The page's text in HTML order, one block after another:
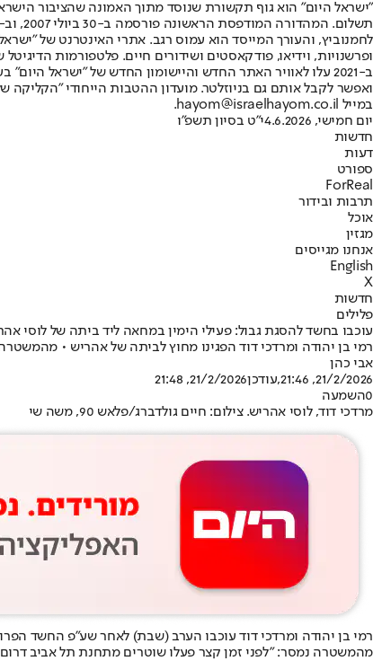
"ישראל היום" הוא גוף תקשורת שנוסד מתוך האמונה שהציבור
ופרשנויות, וידיאו, פודקאסטים ושידורים חיים. פלטפורמות
ב-2021 עלו לאוויר האתר החדש והיישומון החדש של "ישראל
ואפשר לקבל אותם גם בניוזלטר. מועדון ההטבות הייחודי "הקליקה
במייל hayom@israelhayom.co.il.
יום חמישי, 4.6.2026
י"ט בסיון תשפ"ו
חדשות
דעות
ספורט
ForReal
תרבות ובידור
אוכל
מגזין
אנחנו מגייסים
English
X
חדשות
פלילים
עוכבו בחשד להסגת גבול: פעילי הימין במחאה ליד ביתה של לוסי
רמי בן יהודה ומרדכי דוד הפגינו מחוץ לביתה של אהריש •
אבי כהן
21/2/2026, 21:46
,עודכן21/2/2026, 21:48
0השמעה
מרדכי דוד, לוסי אהריש. צילום: חיים גולדברג/פלאש 90, משה שי
רמי בן יהודה ומרדכי דוד עוכבו הערב (שבת) לאחר שע"פ החשד
מהמשטרה נמסר: "לפני זמן קצר פעלו שוטרים מתחנת תל אביב